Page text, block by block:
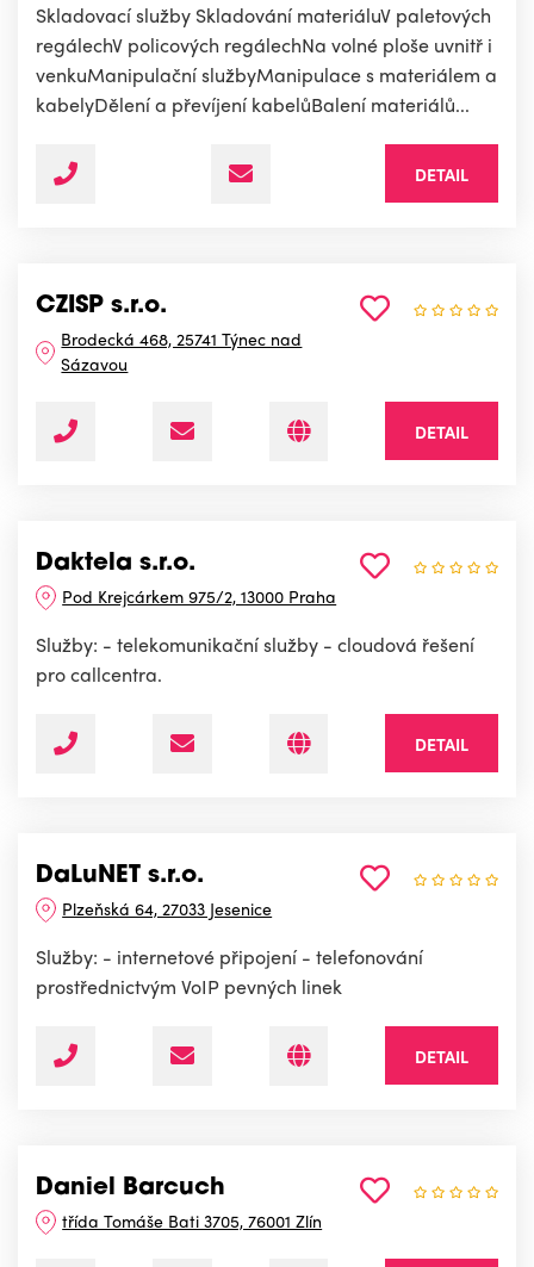
Skladovací služby Skladování materiáluV paletových
regálechV policových regálechNa volné ploše uvnitř i
venkuManipulační službyManipulace s materiálem a
kabelyDělení a převíjení kabelůBalení materiálů...
DETAIL
CZISP s.r.o.
Brodecká 468, 25741 Týnec nad
Sázavou
DETAIL
Daktela s.r.o.
Pod Krejcárkem 975/2, 13000 Praha
Služby: - telekomunikační služby - cloudová řešení
pro callcentra.
DETAIL
DaLuNET s.r.o.
Plzeňská 64, 27033 Jesenice
Služby: - internetové připojení - telefonování
prostřednictvým VoIP pevných linek
DETAIL
Daniel Barcuch
třída Tomáše Bati 3705, 76001 Zlín